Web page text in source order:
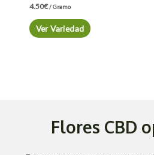
4.50€/ Gramo
Ver Variedad
Flores CBD